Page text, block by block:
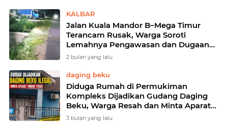
KALBAR
Jalan Kuala Mandor B–Mega Timur
Terancam Rusak, Warga Soroti
Lemahnya Pengawasan dan Dugaan
Pembiaran!
2 bulan yang lalu
daging beku
Diduga Rumah di Permukiman
Kompleks Dijadikan Gudang Daging
Beku, Warga Resah dan Minta Aparat
Bertindak!
3 bulan yang lalu